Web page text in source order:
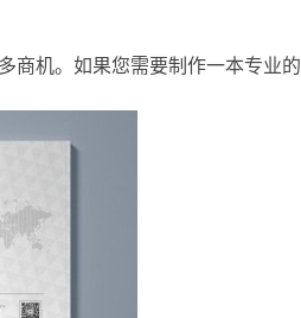
商机。如果您需要制作一本专业的